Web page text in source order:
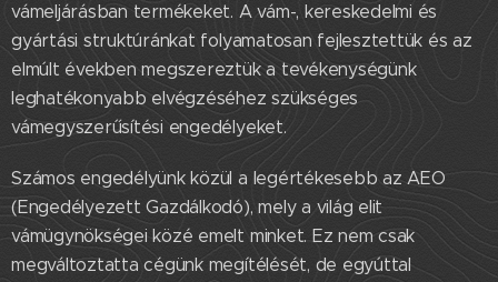
vámeljárásban termékeket. A vám-, kereskedelmi és
gyártási struktúránkat folyamatosan fejlesztettük és az
elmúlt években megszereztük a tevékenységünk
leghatékonyabb elvégzéséhez szükséges
vámegyszerűsítési engedélyeket.
Számos engedélyünk közül a legértékesebb az AEO
(Engedélyezett Gazdálkodó), mely a világ elit
vámügynökségei közé emelt minket. Ez nem csak
megváltoztatta cégünk megítélését, de egyúttal